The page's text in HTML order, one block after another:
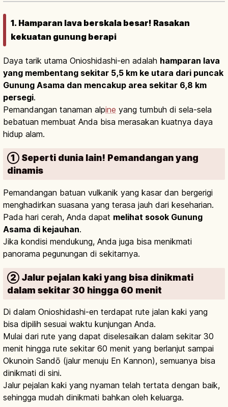
1. Hamparan lava berskala besar! Rasakan
kekuatan gunung berapi
Daya tarik utama Onioshidashi-en adalah hamparan lava
yang membentang sekitar 5,5 km ke utara dari puncak
Gunung Asama dan mencakup area sekitar 6,8 km
persegi.
Pemandangan tanaman alpine yang tumbuh di sela-sela
bebatuan membuat Anda bisa merasakan kuatnya daya
hidup alam.
① Seperti dunia lain! Pemandangan yang
dinamis
Pemandangan batuan vulkanik yang kasar dan bergerigi
menghadirkan suasana yang terasa jauh dari keseharian.
Pada hari cerah, Anda dapat melihat sosok Gunung
Asama di kejauhan.
Jika kondisi mendukung, Anda juga bisa menikmati
panorama pegunungan di sekitarnya.
② Jalur pejalan kaki yang bisa dinikmati
dalam sekitar 30 hingga 60 menit
Di dalam Onioshidashi-en terdapat rute jalan kaki yang
bisa dipilih sesuai waktu kunjungan Anda.
Mulai dari rute yang dapat diselesaikan dalam sekitar 30
menit hingga rute sekitar 60 menit yang berlanjut sampai
Okunoin Sandō (jalur menuju En Kannon), semuanya bisa
dinikmati di sini.
Jalur pejalan kaki yang nyaman telah tertata dengan baik,
sehingga mudah dinikmati bahkan oleh keluarga.